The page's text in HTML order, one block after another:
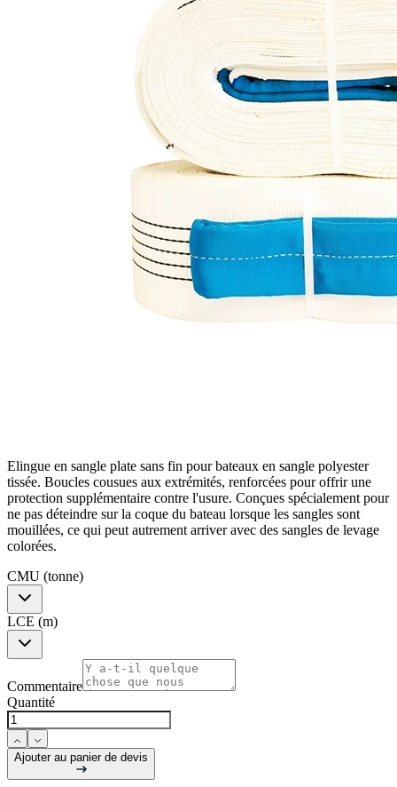
Elingue en sangle plate sans fin pour bateaux en sangle polyester
tissée. Boucles cousues aux extrémités, renforcées pour offrir une
protection supplémentaire contre l'usure. Conçues spécialement pour
ne pas déteindre sur la coque du bateau lorsque les sangles sont
mouillées, ce qui peut autrement arriver avec des sangles de levage
colorées.
CMU (tonne)
LCE (m)
Commentaire
Quantité
Ajouter au panier de devis